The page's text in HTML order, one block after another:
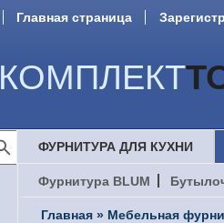
Главная страница
КОМПЛЕКТ
ФУРНИТУРА ДЛЯ КУХНИ
Фурнитура BLUM
Главная » Мебельная